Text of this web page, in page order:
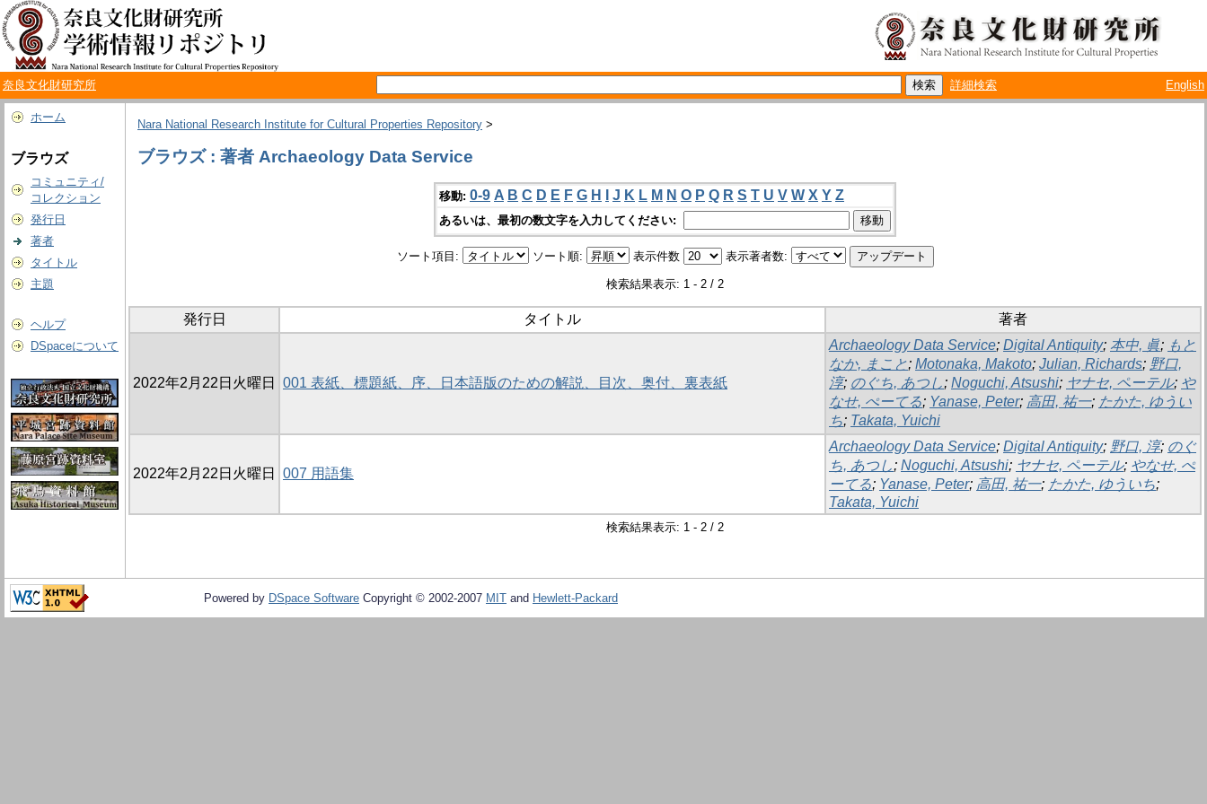
奈良文化財研究所 詳細検索 English
ホーム
ブラウズ
コミュニティ/
コレクション
発行日
著者
タイトル
主題
ヘルプ
DSpaceについて
Nara National Research Institute for Cultural Properties Repository >
ブラウズ : 著者 Archaeology Data Service
移動: 0-9 A B C D E F G H J K L M N O P Q R S T U V W X Y Z
あるいは、最初の数文字を入力してください:
ソート項目: ソート順: 表示件数 表示著者数:
検索結果表示: 1 - 2 / 2
発行日 タイトル 著者
2022年2月22日火曜日 001 表紙、標題紙、序、日本語版のための解説、目次、奥付、裏表紙
Archaeology Data Service; Digital Antiquity; 本中, 眞; もと
なか, まこと; Motonaka, Makoto; Julian, Richards; 野口,
淳; のぐち, あつし; Noguchi, Atsushi; ヤナセ, ペーテル; や
なせ, ぺーてる; Yanase, Peter; 高田, 祐一; たかた, ゆうい
ち; Takata, Yuichi
2022年2月22日火曜日 007 用語集
Archaeology Data Service; Digital Antiquity; 野口, 淳; のぐ
ち, あつし; Noguchi, Atsushi; ヤナセ, ペーテル; やなせ, ぺ
ーてる; Yanase, Peter; 高田, 祐一; たかた, ゆういち;
Takata, Yuichi
検索結果表示: 1 - 2 / 2
Powered by DSpace Software Copyright © 2002-2007 MIT and Hewlett-Packard